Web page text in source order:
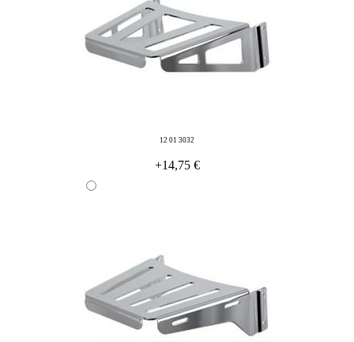
12 01 3032
+14,75 €